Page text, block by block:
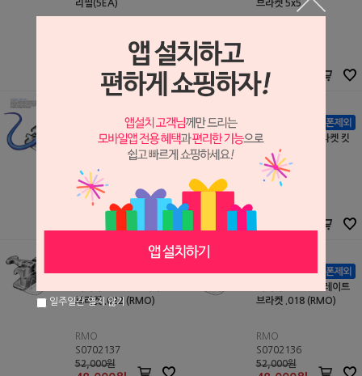
리필(5EA)
63,000원
브라켓 5x5
96,000
시너지 SWLF 브라켓 리
필 (M3900~)
RMO
S0707018
50,000원
46,000원
시너지 SWLF 브라켓 킷
100,000원
93,000원
브라켓 .022 (RMO)
RMO
S0702137
52,000원
시너지 로스 스트레이트
브라켓 .018 (RMO)
RMO
S0702136
52,000원
일주일간 열지 않기